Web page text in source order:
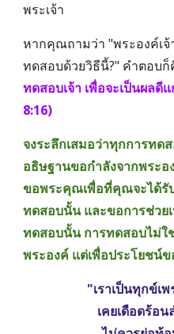
พระเจ้า
หากคุณถามว่า "พระองค์เจ้
ทดสอบด้วยวิธีนี้?" คำตอบก็
ทดสอบเจ้า เพื่อจะเป็นผล
8:16)
จงระลึกเสมอว่าทุกการทด
อธิษฐานขอกำลังจากพระ
ขอพระคุณเพื่อที่คุณจะได้รั
ทดสอบนั้น และขอการช่วย
ทดสอบนั้น การทดสอบไม่ใ
พระองค์ แต่เพื่อประโยชน์
"เราเป็นทุกข์เ
เคยเดือดร้อ